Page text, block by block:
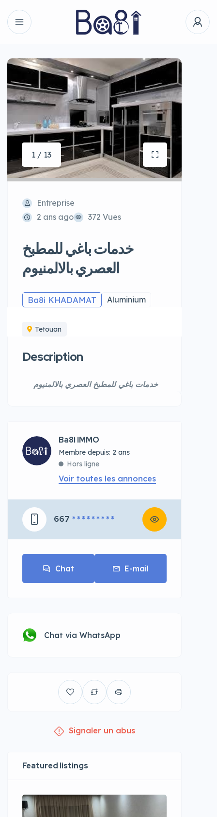
1 / 13
Entreprise
2 ans ago
372 Vues
خدمات باغي للمطبخ
العصري بالالمنيوم
Ba8i KHADAMAT Aluminium
Tetouan
Description
خدمات باغي للمطبخ العصري بالالمنيوم
Ba8i IMMO
Membre depuis: 2 ans
Hors ligne
Voir toutes les annonces
667 * * * * * * * * *
Chat E-mail
Chat via WhatsApp
Signaler un abus
Featured listings